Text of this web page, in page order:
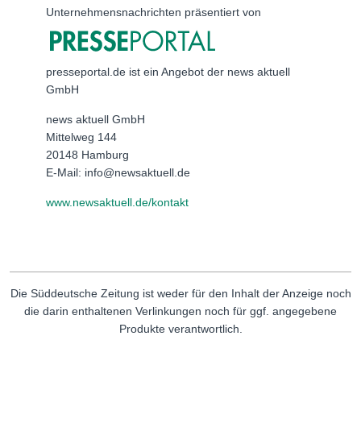
Unternehmensnachrichten präsentiert von
presseportal.de ist ein Angebot der news aktuell
GmbH
news aktuell GmbH
Mittelweg 144
20148 Hamburg
E-Mail: info@newsaktuell.de
www.newsaktuell.de/kontakt
Die Süddeutsche Zeitung ist weder für den Inhalt der Anzeige noch
die darin enthaltenen Verlinkungen noch für ggf. angegebene
Produkte verantwortlich.